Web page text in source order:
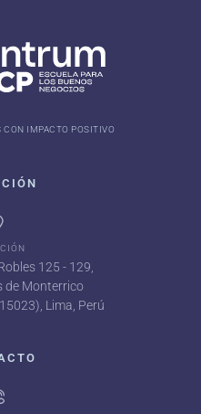
CON IMPACTO POSITIVO
125 - 129,
de Monterrico
Lima, Perú